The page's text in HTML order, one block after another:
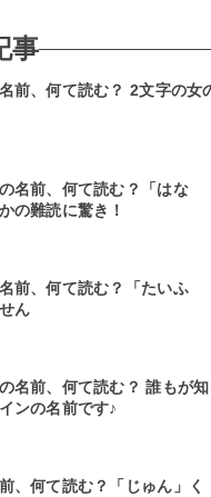
事
前、何て読む？ 2文字の女
名前、何て読む？「はな
の難読に驚き！
前、何て読む？「たいふ
ん
名前、何て読む？ 誰もが知
ンの名前です♪
、何て読む？「じゅん」く